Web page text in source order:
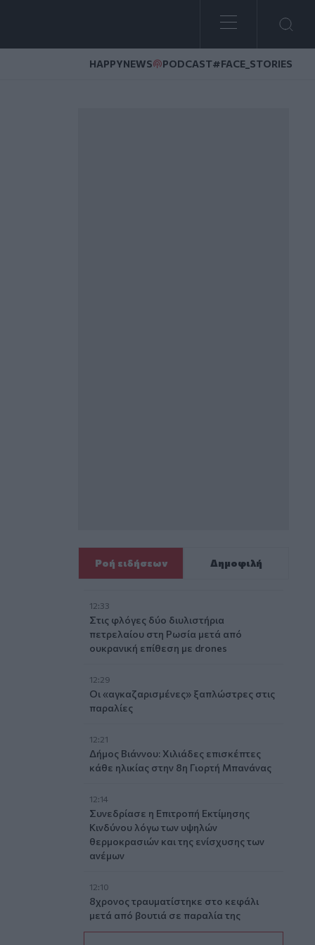
HAPPYNEWS PODCAST#FACE_STORIES
Ροή ειδήσεων Δημοφιλή
12:33
Στις φλόγες δύο διυλιστήρια
πετρελαίου στη Ρωσία μετά από
ουκρανική επίθεση με drones
12:29
Οι «αγκαζαρισμένες» ξαπλώστρες στις
παραλίες
12:21
Δήμος Βιάννου: Χιλιάδες επισκέπτες
κάθε ηλικίας στην 8η Γιορτή Μπανάνας
12:14
Συνεδρίασε η Επιτροπή Εκτίμησης
Κινδύνου λόγω των υψηλών
θερμοκρασιών και της ενίσχυσης των
ανέμων
12:10
8χρονος τραυματίστηκε στο κεφάλι
μετά από βουτιά σε παραλία της
Χαλκιδικής